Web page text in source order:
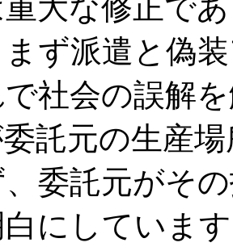
大な修正で
ず派遣と偽
社会の誤解
託元の生産
委託元がそ
にしていま